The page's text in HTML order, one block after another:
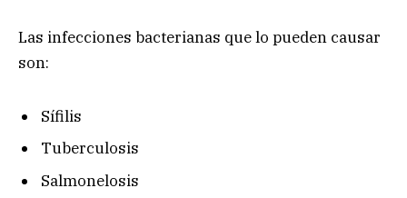
Las infecciones bacterianas que lo pueden causar
son:
Sífilis
Tuberculosis
Salmonelosis